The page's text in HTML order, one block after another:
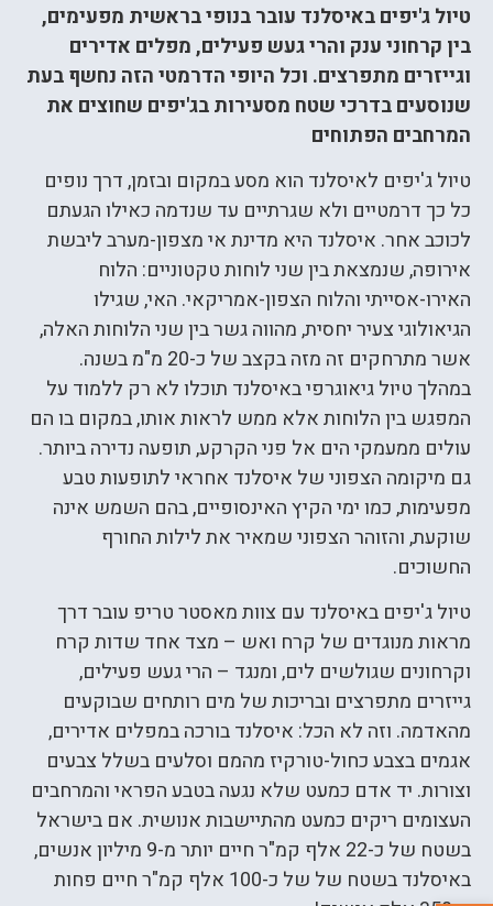
טיול ג'יפים באיסלנד עובר בנופי בראשית מפעימים,
בין קרחוני ענק והרי געש פעילים, מפלים אדירים
וגייזרים מתפרצים. וכל היופי הדרמטי הזה נחשף בעת
שנוסעים בדרכי שטח מסעירות בג'יפים שחוצים את
המרחבים הפתוחים
טיול ג'יפים לאיסלנד הוא מסע במקום ובזמן, דרך נופים
כל כך דרמטיים ולא שגרתיים עד שנדמה כאילו הגעתם
לכוכב אחר. איסלנד היא מדינת אי מצפון-מערב ליבשת
אירופה, שנמצאת בין שני לוחות טקטוניים: הלוח
האירו-אסייתי והלוח הצפון-אמריקאי. האי, שגילו
הגיאולוגי צעיר יחסית, מהווה גשר בין שני הלוחות האלה,
אשר מתרחקים זה מזה בקצב של כ-20 מ"מ בשנה.
במהלך טיול גיאוגרפי באיסלנד תוכלו לא רק ללמוד על
המפגש בין הלוחות אלא ממש לראות אותו, במקום בו הם
עולים ממעמקי הים אל פני הקרקע, תופעה נדירה ביותר.
גם מיקומה הצפוני של איסלנד אחראי לתופעות טבע
מפעימות, כמו ימי הקיץ האינסופיים, בהם השמש אינה
שוקעת, והזוהר הצפוני שמאיר את לילות החורף
החשוכים.
טיול ג'יפים באיסלנד עם צוות מאסטר טריפ עובר דרך
מראות מנוגדים של קרח ואש – מצד אחד שדות קרח
וקרחונים שגולשים לים, ומנגד – הרי געש פעילים,
גייזרים מתפרצים ובריכות של מים רותחים שבוקעים
מהאדמה. וזה לא הכל: איסלנד בורכה במפלים אדירים,
אגמים בצבע כחול-טורקיז מהמם וסלעים בשלל צבעים
וצורות. יד אדם כמעט שלא נגעה בטבע הפראי והמרחבים
העצומים ריקים כמעט מהתיישבות אנושית. אם בישראל
בשטח של כ-22 אלף קמ"ר חיים יותר מ-9 מיליון אנשים,
באיסלנד בשטח של של כ-100 אלף קמ"ר חיים פחות